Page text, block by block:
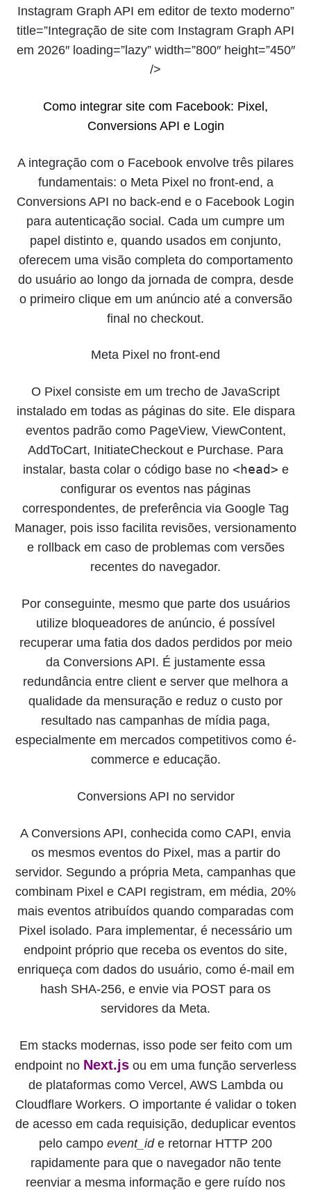
Instagram Graph API em editor de texto moderno”
title=”Integração de site com Instagram Graph API
em 2026″ loading=”lazy” width=”800″ height=”450″
/>
Como integrar site com Facebook: Pixel,
Conversions API e Login
A integração com o Facebook envolve três pilares
fundamentais: o Meta Pixel no front-end, a
Conversions API no back-end e o Facebook Login
para autenticação social. Cada um cumpre um
papel distinto e, quando usados em conjunto,
oferecem uma visão completa do comportamento
do usuário ao longo da jornada de compra, desde
o primeiro clique em um anúncio até a conversão
final no checkout.
Meta Pixel no front-end
O Pixel consiste em um trecho de JavaScript
instalado em todas as páginas do site. Ele dispara
eventos padrão como PageView, ViewContent,
AddToCart, InitiateCheckout e Purchase. Para
instalar, basta colar o código base no <head> e
configurar os eventos nas páginas
correspondentes, de preferência via Google Tag
Manager, pois isso facilita revisões, versionamento
e rollback em caso de problemas com versões
recentes do navegador.
Por conseguinte, mesmo que parte dos usuários
utilize bloqueadores de anúncio, é possível
recuperar uma fatia dos dados perdidos por meio
da Conversions API. É justamente essa
redundância entre client e server que melhora a
qualidade da mensuração e reduz o custo por
resultado nas campanhas de mídia paga,
especialmente em mercados competitivos como é-
commerce e educação.
Conversions API no servidor
A Conversions API, conhecida como CAPI, envia
os mesmos eventos do Pixel, mas a partir do
servidor. Segundo a própria Meta, campanhas que
combinam Pixel e CAPI registram, em média, 20%
mais eventos atribuídos quando comparadas com
Pixel isolado. Para implementar, é necessário um
endpoint próprio que receba os eventos do site,
enriqueça com dados do usuário, como é-mail em
hash SHA-256, e envie via POST para os
servidores da Meta.
Em stacks modernas, isso pode ser feito com um
endpoint no Next.js ou em uma função serverless
de plataformas como Vercel, AWS Lambda ou
Cloudflare Workers. O importante é validar o token
de acesso em cada requisição, deduplicar eventos
pelo campo event_ide retornar HTTP 200
rapidamente para que o navegador não tente
reenviar a mesma informação e gere ruído nos